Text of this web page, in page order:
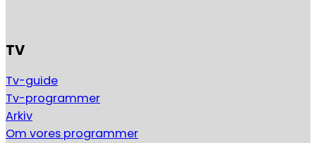
TV
Tv-guide
Tv-programmer
Arkiv
Om vores programmer